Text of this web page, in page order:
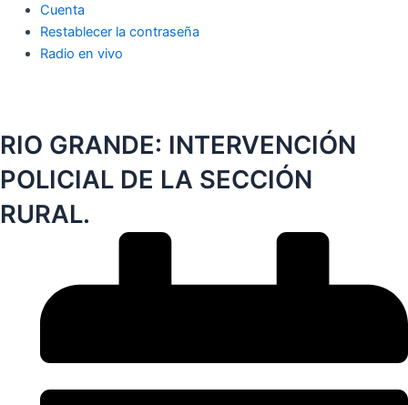
Cuenta
Restablecer la contraseña
Radio en vivo
RIO GRANDE: INTERVENCIÓN
POLICIAL DE LA SECCIÓN
RURAL.